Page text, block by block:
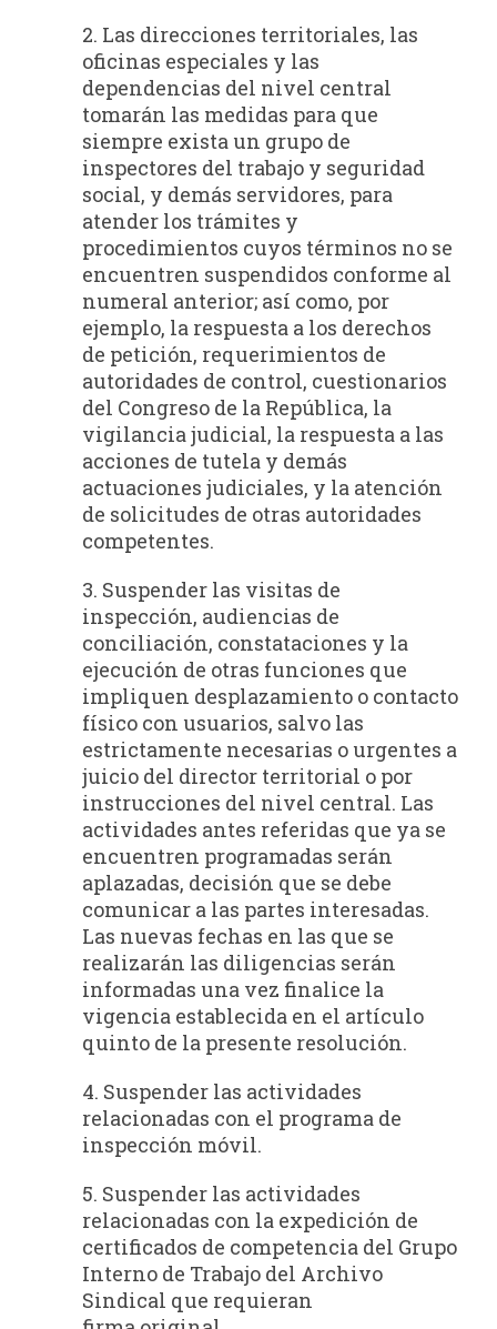
2. Las direcciones territoriales, las
oficinas especiales y las
dependencias del nivel central
tomarán las medidas para que
siempre exista un grupo de
inspectores del trabajo y seguridad
social, y demás servidores, para
atender los trámites y
procedimientos cuyos términos no se
encuentren suspendidos conforme al
numeral anterior; así como, por
ejemplo, la respuesta a los derechos
de petición, requerimientos de
autoridades de control, cuestionarios
del Congreso de la República, la
vigilancia judicial, la respuesta a las
acciones de tutela y demás
actuaciones judiciales, y la atención
de solicitudes de otras autoridades
competentes.
3. Suspender las visitas de
inspección, audiencias de
conciliación, constataciones y la
ejecución de otras funciones que
impliquen desplazamiento o contacto
físico con usuarios, salvo las
estrictamente necesarias o urgentes a
juicio del director territorial o por
instrucciones del nivel central. Las
actividades antes referidas que ya se
encuentren programadas serán
aplazadas, decisión que se debe
comunicar a las partes interesadas.
Las nuevas fechas en las que se
realizarán las diligencias serán
informadas una vez finalice la
vigencia establecida en el artículo
quinto de la presente resolución.
4. Suspender las actividades
relacionadas con el programa de
inspección móvil.
5. Suspender las actividades
relacionadas con la expedición de
certificados de competencia del Grupo
Interno de Trabajo del Archivo
Sindical que requieran